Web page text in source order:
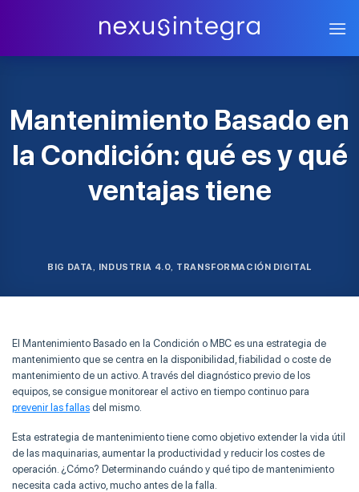
BIG DATA, INDUSTRIA 4.0, TRANSFORMACIÓN DIGITAL
Mantenimiento Basado en
la Condición: qué es y qué
ventajas tiene
El Mantenimiento Basado en la Condición o MBC es una estrategia de
mantenimiento que se centra en la disponibilidad, fiabilidad o coste de
mantenimiento de un activo. A través del diagnóstico previo de los
equipos, se consigue monitorear el activo en tiempo continuo para
prevenir las fallas del mismo.
Esta estrategia de mantenimiento tiene como objetivo extender la vida útil
de las maquinarias, aumentar la productividad y reducir los costes de
operación. ¿Cómo? Determinando cuándo y qué tipo de mantenimiento
necesita cada activo, mucho antes de la falla.